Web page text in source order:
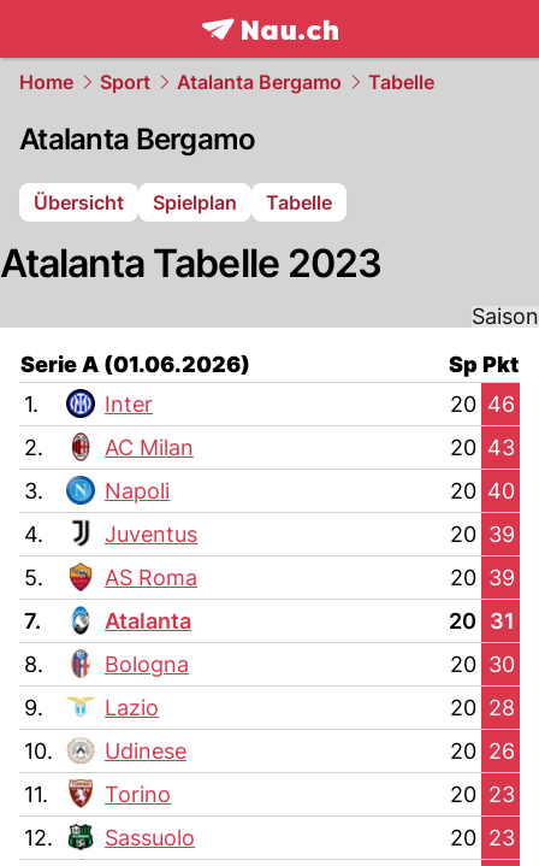
frontpage.NAU.ch
Home Sport Atalanta Bergamo Tabelle
Atalanta Bergamo
Übersicht Spielplan Tabelle
Atalanta Tabelle 2023
Saison
Serie A (01.06.2026)
Sp Pkt
1.
Inter 20 46
2.
AC Milan 20 43
3.
Napoli 20 40
4.
Juventus 20 39
5.
AS Roma 20 39
7.
Atalanta 20
31
8.
Bologna 20 30
9.
Lazio 20 28
10.
Udinese 20 26
11.
Torino 20 23
12.
Sassuolo 20 23